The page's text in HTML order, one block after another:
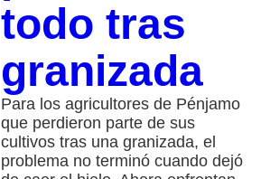
todo tras
granizada
Para los agricultores de Pénjamo
que perdieron parte de sus
cultivos tras una granizada, el
problema no terminó cuando dejó